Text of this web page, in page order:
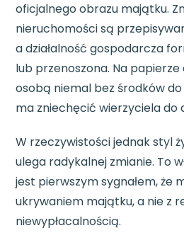
oficjalnego obrazu majątku.
nieruchomości są
a działalność gospodarcza
lub przenoszona. Na papierze
osobą niemal bez środków
ma zniechęcić wierzyciela do
W rzeczywistości jednak styl
ulega radykalnej zmianie. To
jest pierwszym sygnałem, że
ukrywaniem majątku, a nie z
niewypłacalnością.